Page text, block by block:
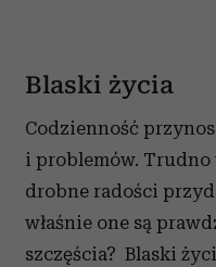
Blaski życia
Codzienność
i problemów. Trudno
drobne radości
właśnie one są
szczęścia? Blaski